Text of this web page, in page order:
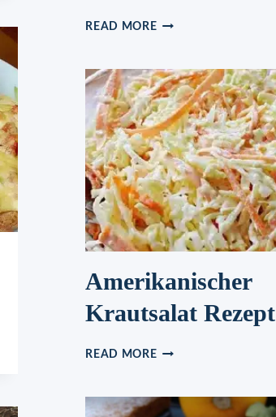
READ MOREJÄGERSCHNITZEL
Amerikanischer
Krautsalat Rezept
READ MOREAMERIKANISCHER